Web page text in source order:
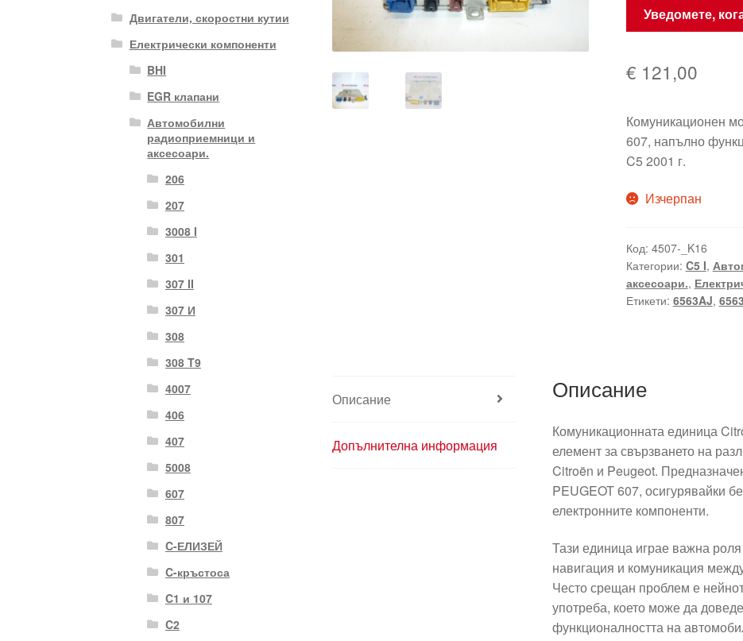
Уведомете,
€ 121,00
Комуникационен
607, напълно
C5 2001 г.
Изчерпан
Код: 4507-_K16
Категории: C5 I,
аксесоари.,
Етикети: 6563AJ,
Описание
Допълнителна информация
Описание
Комуникационната единица
елемент за свързването на
Citroën и Peugeot.
PEUGEOT 607, осигурявайки
електронните компоненти.
Тази единица играе важна
навигация и комуникация
Често срещан проблем е
употреба, което може да
функционалността на
Двигатели, скоростни кутии
Електрически компоненти
BHI
EGR клапани
Автомобилни
радиоприемници и
аксесоари.
206
207
3008 I
301
307 II
307 И
308
308 T9
4007
406
407
5008
607
807
C-ЕЛИЗЕЙ
C-кръстоса
C1 и 107
C2